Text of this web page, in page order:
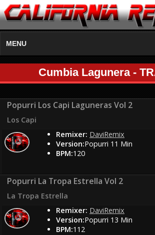
MENU
Cumbia Lagunera -
Popurri Los Capi Laguneras Vol 2
Los Capi
Remixer: DaviRemix
Version:Popurri 11 Min
BPM:120
Popurri La Tropa Estrella Vol 2
La Tropa Estrella
Remixer: DaviRemix
Version:Popurri 13 Min
BPM:112